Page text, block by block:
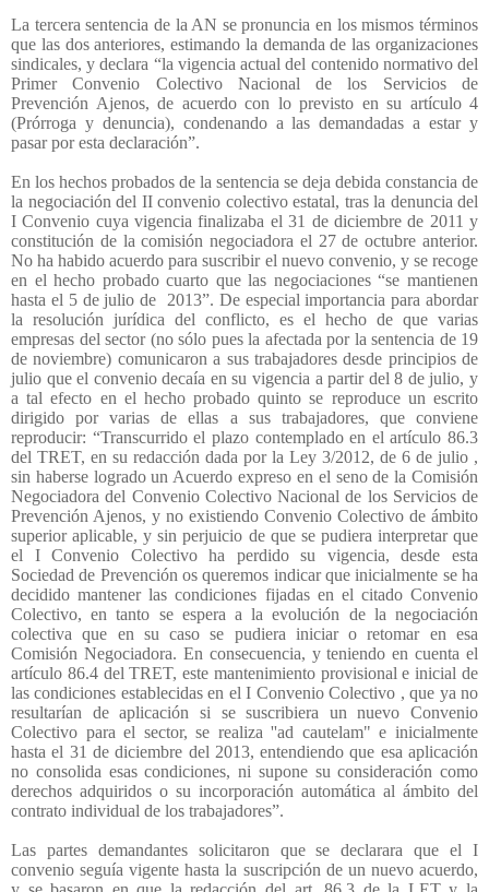
La tercera sentencia de la AN se pronuncia en los mismos términos
que las dos anteriores, estimando la demanda de las organizaciones
sindicales, y declara “la vigencia actual del contenido normativo del
Primer Convenio Colectivo Nacional de los Servicios de
Prevención Ajenos, de acuerdo con lo previsto en su artículo 4
(Prórroga y denuncia), condenando a las demandadas a estar y
pasar por esta declaración”.
En los hechos probados de la sentencia se deja debida constancia de
la negociación del II convenio colectivo estatal, tras la denuncia del
I Convenio cuya vigencia finalizaba el 31 de diciembre de 2011 y
constitución de la comisión negociadora el 27 de octubre anterior.
No ha habido acuerdo para suscribir el nuevo convenio, y se recoge
en el hecho probado cuarto que las negociaciones “se mantienen
hasta el 5 de julio de
2013”. De especial importancia para abordar
la resolución jurídica del conflicto, es el hecho de que varias
empresas del sector (no sólo pues la afectada por la sentencia de 19
de noviembre) comunicaron a sus trabajadores desde principios de
julio que el convenio decaía en su vigencia a partir del 8 de julio, y
a tal efecto en el hecho probado quinto se reproduce un escrito
dirigido por varias de ellas a sus trabajadores, que conviene
reproducir: “Transcurrido el plazo contemplado en el artículo 86.3
del TRET, en su redacción dada por la Ley 3/2012, de 6 de julio ,
sin haberse logrado un Acuerdo expreso en el seno de la Comisión
Negociadora del Convenio Colectivo Nacional de los Servicios de
Prevención Ajenos, y no existiendo Convenio Colectivo de ámbito
superior aplicable, y sin perjuicio de que se pudiera interpretar que
el I Convenio Colectivo ha perdido su vigencia, desde esta
Sociedad de Prevención os queremos indicar que inicialmente se ha
decidido mantener las condiciones fijadas en el citado Convenio
Colectivo, en tanto se espera a la evolución de la negociación
colectiva que en su caso se pudiera iniciar o retomar en esa
Comisión Negociadora. En consecuencia, y teniendo en cuenta el
artículo 86.4 del TRET, este mantenimiento provisional e inicial de
las condiciones establecidas en el I Convenio Colectivo , que ya no
resultarían de aplicación si se suscribiera un nuevo Convenio
Colectivo para el sector, se realiza ''ad cautelam" e inicialmente
hasta el 31 de diciembre del 2013, entendiendo que esa aplicación
no consolida esas condiciones, ni supone su consideración como
derechos adquiridos o su incorporación automática al ámbito del
contrato individual de los trabajadores”.
Las partes demandantes solicitaron que se declarara que el I
convenio seguía vigente hasta la suscripción de un nuevo acuerdo,